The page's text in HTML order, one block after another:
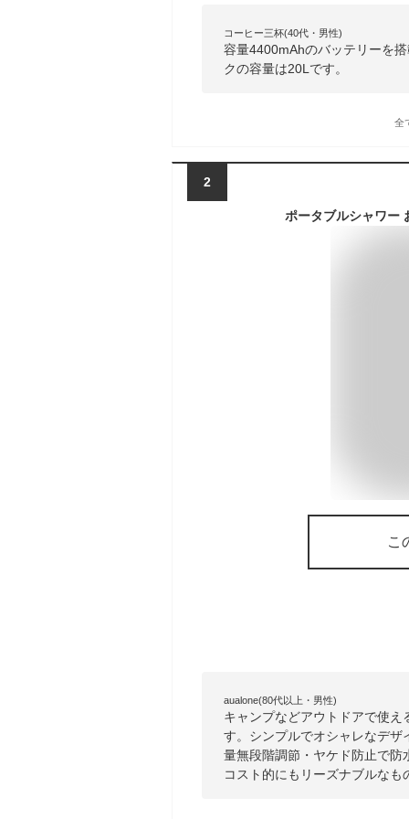
コーヒー三杯(40代・男性)
容量4400mAhのバッテリーを
クの容量は20Lです。
全
2
こ
aualone(80代以上・男性)
キャンプなどアウトドアで使
す。シンプルでオシャレなデ
量無段階調節・ヤケド防止で
コスト的にもリーズナブルな